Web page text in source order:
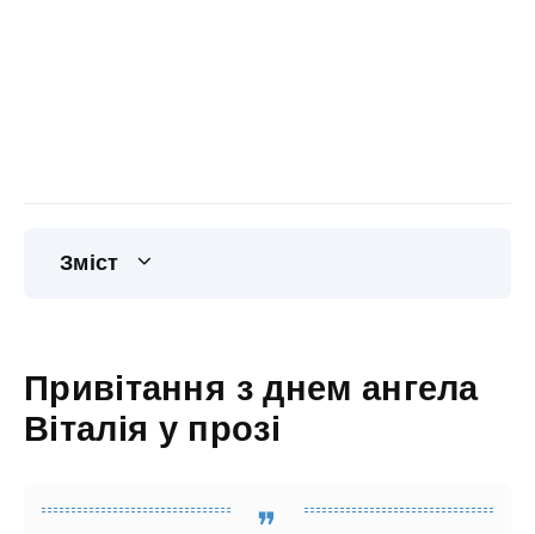
Зміст
Привітання з днем ангела
Віталія у прозі